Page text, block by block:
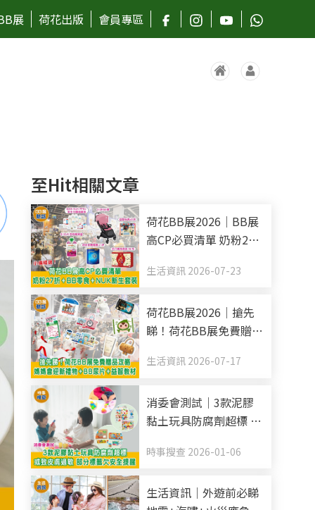
展 荷花出版 會員專區
至Hit相關文章
荷花BB展2026｜BB展
高CP必買清單 奶粉27
套裝
生活資訊 2026-07-23
荷花BB展2026｜搶先
睇！荷花BB展免費贈品
+BB尿片+益智教材
生活資訊 2026-07-17
消委會測試｜3款泥膠
黏土玩具防腐劑超標 或
安全提醒
時事搜查 2026-01-06
生活資訊｜外遊前必睇